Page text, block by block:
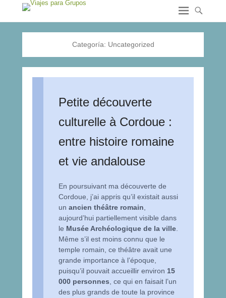
Categoría: Uncategorized
Petite découverte
culturelle à Cordoue :
entre histoire romaine
et vie andalouse
En poursuivant ma découverte de
Cordoue, j’ai appris qu’il existait aussi
un ancien théâtre romain
aujourd’hui partiellement visible dans
le Musée Archéologique de la ville
Même s’il est moins connu que le
temple romain, ce théâtre avait une
grande importance à l’époque,
puisqu’il pouvait accueillir environ 15
000 personnes , ce qui en faisait l’un
des plus grands de toute la province